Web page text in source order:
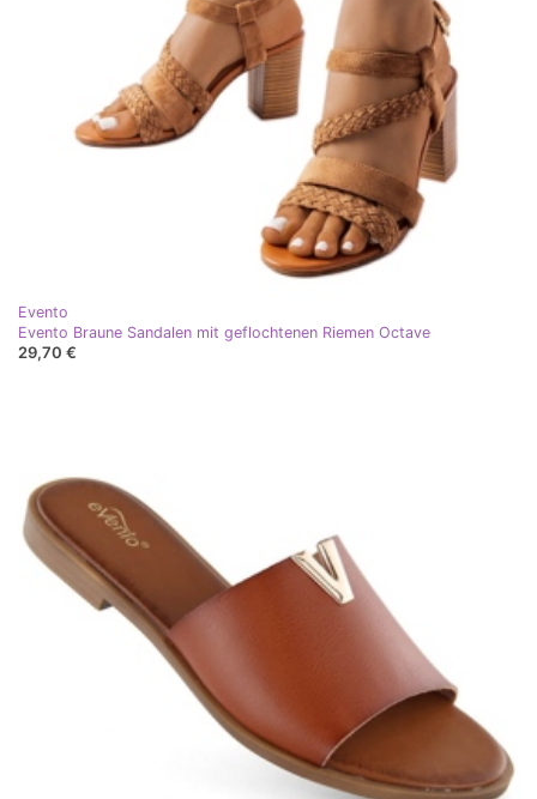
Evento
Evento Braune Sandalen mit geflochtenen Riemen Octave
29,70 €